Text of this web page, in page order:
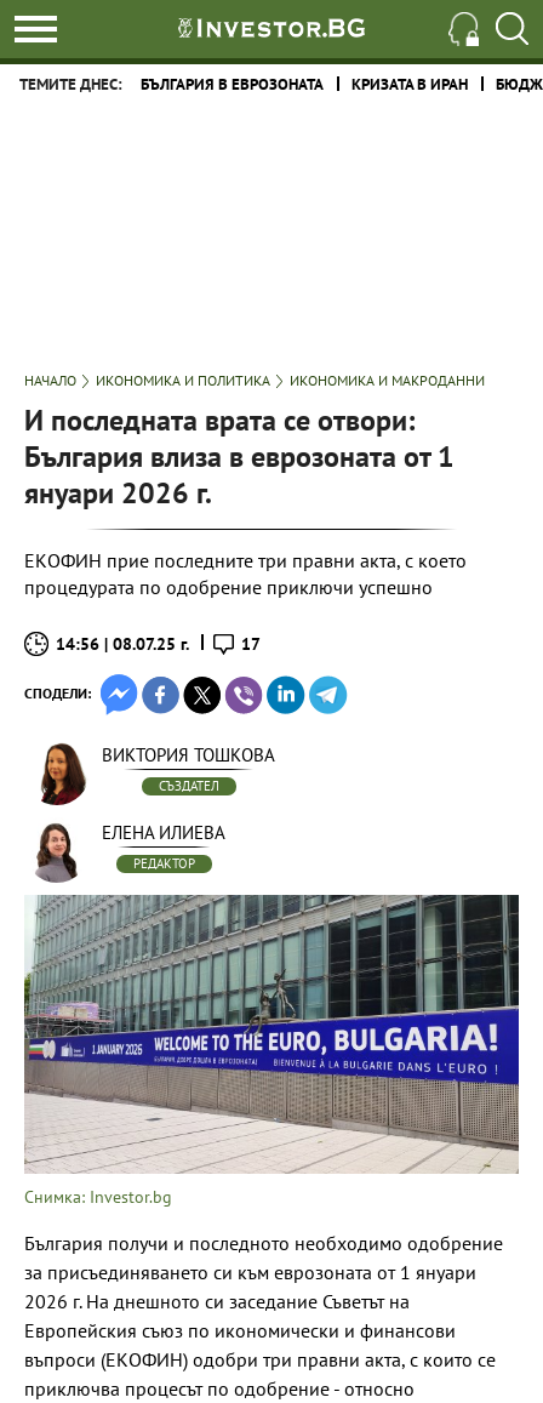
ТЕМИТЕ ДНЕС: БЪЛГАРИЯ В ЕВРОЗОНАТА КРИЗАТА В ИРАН
НАЧАЛО ИКОНОМИКА И ПОЛИТИКА ИКОНОМИКА И МАКРОДАННИ
И последната врата се отвори:
България влиза в еврозоната от 1
януари 2026 г.
ЕКОФИН прие последните три правни акта, с което
процедурата по одобрение приключи успешно
14:56 | 08.07.25 г. 17
СПОДЕЛИ:
ВИКТОРИЯ ТОШКОВА
СЪЗДАТЕЛ
ЕЛЕНА ИЛИЕВА
РЕДАКТОР
Снимка: Investor.bg
България получи и последното необходимо одобрение
за присъединяването си към еврозоната от 1 януари
2026 г. На днешното си заседание Съветът на
Европейския съюз по икономически и финансови
въпроси (ЕКОФИН) одобри три правни акта, с които се
приключва процесът по одобрение - относно